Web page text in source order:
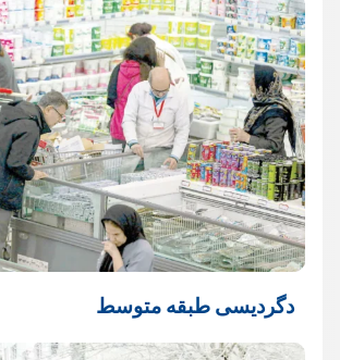
دگردیسی طبقه متوسط